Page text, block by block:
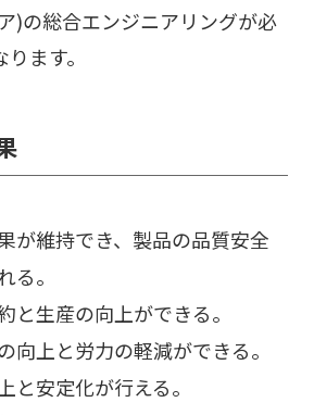
)の総合エンジニアリングが必
ます。
が維持でき、製品の品質安全
る。
と生産の向上ができる。
向上と労力の軽減ができる。
と安定化が行える。